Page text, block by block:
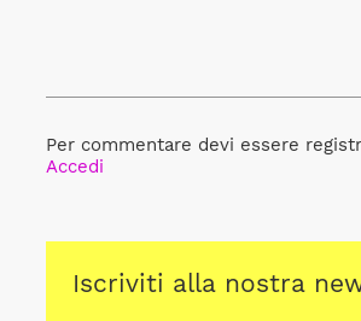
Per commentare devi essere
Accedi
Iscriviti alla nostra